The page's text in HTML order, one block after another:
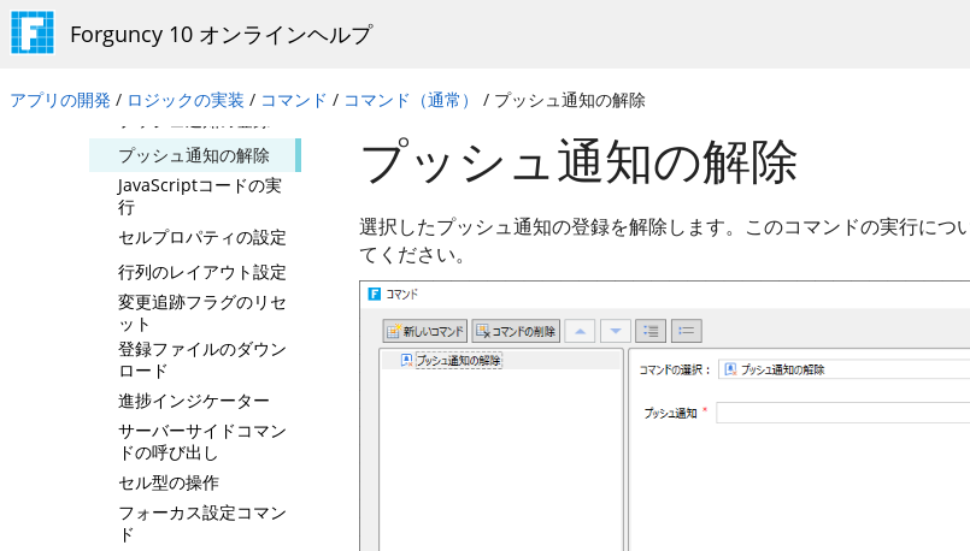
Forguncy 10 オンラインヘルプ
アプリの開発 / ロジックの実装 / コマンド / コマンド（通常） / プッシュ通知の解除
レポートのビューワ表
示
ト
プッシュ通知の解除
JavaScriptコードの実
行
セルプロパティの設定
行列のレイアウト設定
変更追跡フラグのリセ
ット
登録ファイルのダウン
ロード
進捗インジケーター
サーバーサイドコマン
ドの呼び出し
セル型の操作
フォーカス設定コマン
ド
プッシュ通知の解除
選択したプッシュ通知の登録を解除します。このコマンドの実行につ
てください。